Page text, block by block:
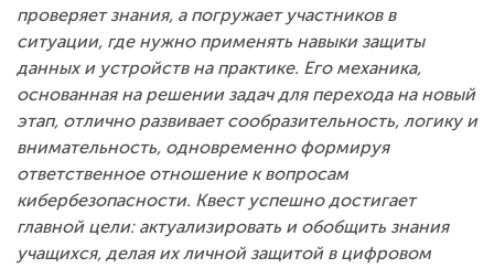
проверяет знания, а погружает участников в
ситуации, где нужно применять навыки защиты
данных и устройств на практике. Его механика,
основанная на решении задач для перехода на новый
этап, отлично развивает сообразительность, логику и
внимательность, одновременно формируя
ответственное отношение к вопросам
кибербезопасности. Квест успешно достигает
главной цели: актуализировать и обобщить знания
учащихся, делая их личной защитой в цифровом